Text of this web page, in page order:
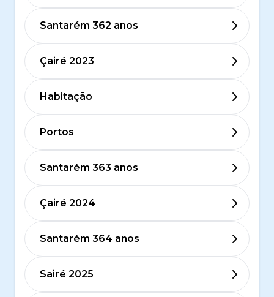
Santarém 362 anos
Çairé 2023
Habitação
Portos
Santarém 363 anos
Çairé 2024
Santarém 364 anos
Sairé 2025